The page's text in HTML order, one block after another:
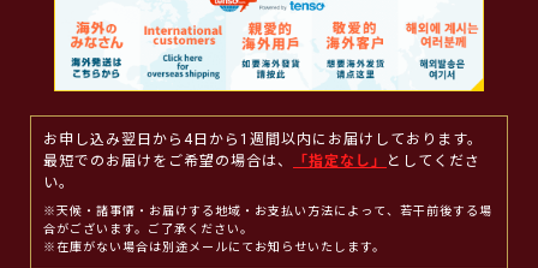
お申し込み翌日から4日から1週間以内にお届けしております。
最短でのお届けをご希望の場合は、
「指定なし」
としてくださ
い。
※天候・諸事情・お届けする地域・お支払い方法によって、若干前後する場
合がございます。ご了承ください。
※在庫がない場合は別途メールにてお知らせいたします。